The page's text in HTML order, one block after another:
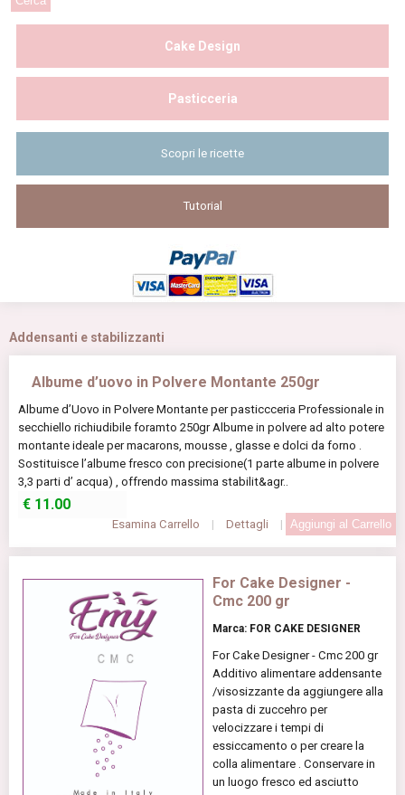
Cake Design
Pasticceria
Scopri le ricette
Tutorial
Addensanti e stabilizzanti
Albume d’uovo in Polvere Montante 250gr
Albume d’Uovo in Polvere Montante per pasticcceria Professionale in
secchiello richiudibile foramto 250gr Albume in polvere ad alto potere
montante ideale per macarons, mousse , glasse e dolci da forno .
Sostituisce l’albume fresco con precisione(1 parte albume in polvere
3,3 parti d’ acqua) , offrendo massima stabilit&agr..
€ 11.00
Esamina Carrello | Dettagli |
For Cake Designer -
Cmc 200 gr
Marca: FOR CAKE DESIGNER
For Cake Designer - Cmc 200 gr
Additivo alimentare addensante
/visosizzante da aggiungere alla
pasta di zuccehro per
velocizzare i tempi di
essiccamento o per creare la
colla alimentare . Conservare in
un luogo fresco ed asciutto